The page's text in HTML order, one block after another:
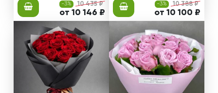
-3% 10 435 ₽
от 10 146 ₽
-3% 10 388 ₽
от 10 100 ₽